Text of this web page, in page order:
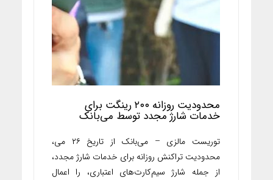
محدودیت روزانه ۲۰۰ رینگت برای
خدمات شارژ مجدد توسط می‌بانک
توریست مالزی – می‌بانک از تاریخ ۲۶ می،
محدودیت تراکنش روزانه برای خدمات شارژ مجدد،
از جمله شارژ سیم‌کارت‌های اعتباری، را اعمال